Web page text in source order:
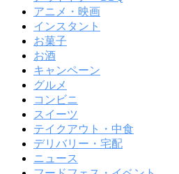
アニメ・映画
インスタント
お菓子
お酒
キャンペーン
グルメ
コンビニ
スイーツ
テイクアウト・中食
デリバリー・宅配
ニュース